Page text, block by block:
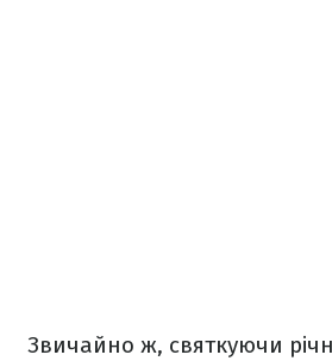
Звичайно ж, святкуючи